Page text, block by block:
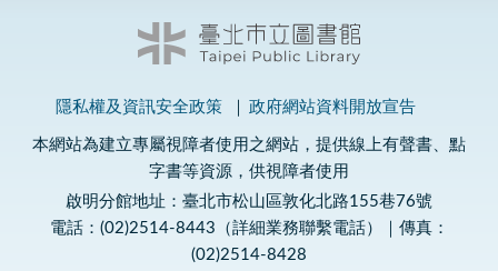
隱私權及資訊安全政策 政府網站資料開放宣告
本網站為建立專屬視障者使用之網站，提供線上有聲書、點
字書等資源，供視障者使用
啟明分館地址：臺北市松山區敦化北路155巷76號
電話：(02)2514-8443（詳細業務聯繫電話）｜傳真：
(02)2514-8428